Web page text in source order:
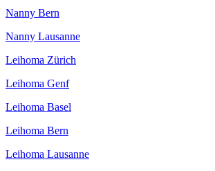
Nanny Bern
Nanny Lausanne
Leihoma Zürich
Leihoma Genf
Leihoma Basel
Leihoma Bern
Leihoma Lausanne